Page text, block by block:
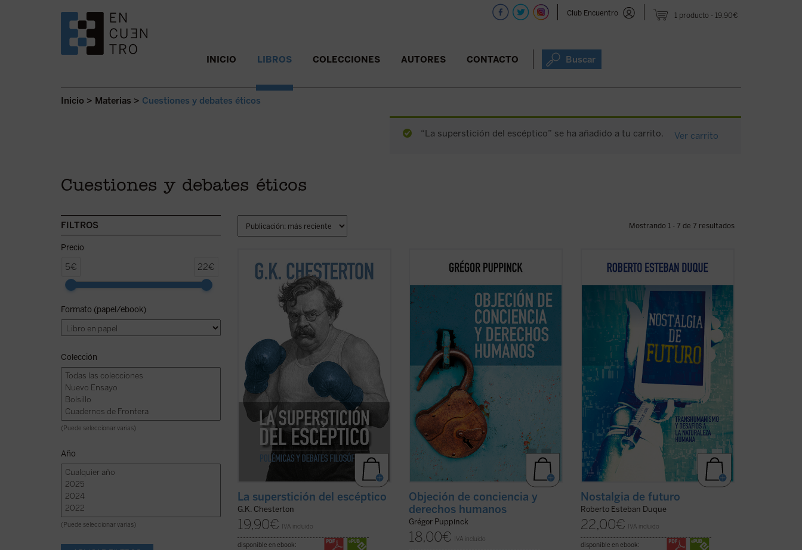
1 producto 19,90€
Club Encuentro
SALTAR AL CONTENIDO. INICIO LIBROS COLECCIONES AUTORES CONTACTO Buscar
Inicio > Materias > Cuestiones y debates éticos
“La superstición del escéptico” se ha añadido a tu carrito. Ver carrito
Cuestiones y debates éticos
FILTROS
Precio
5€ 22€
Formato (papel/ebook)
Colección
(Puede seleccionar varias)
Año
(Puede seleccionar varias)
Mostrando 1 - 7 de 7 resultados
En este libro, una reunión de sus textos
inéditos más provocadores, sus
polémicas más controvertidas y sus
debates más agudos, Chesterton desafía
a los escépticos con su estilo único,
cargado de paradojas y giros ingeniosos.
Con humor, ... (ver ficha)
La superstición del escéptico
G.K. Chesterton
19,90€ IVA incluido
disponible en ebook:
El derecho a la objeción de conciencia se
cláusula de conciencia de los médicos, de
la negativa a vacunarse o de cualquier
otra práctica que choque contra las
convicciones de algunas personas. Este
libro ...(ver ficha)
Objeción de conciencia y
derechos humanos
Grégor Puppinck
18,00€ IVA incluido
Roberto Esteban Duque aporta un
todas las «mejoras» realizadas en los
últimos años, dejando claras las
peligrosas intenciones de los
transhumanistas: «crear en el sentido
que se quiera la propia ...(ver ficha)
Nostalgia de futuro
Roberto Esteban Duque
22,00€ IVA incluido
disponible en ebook: